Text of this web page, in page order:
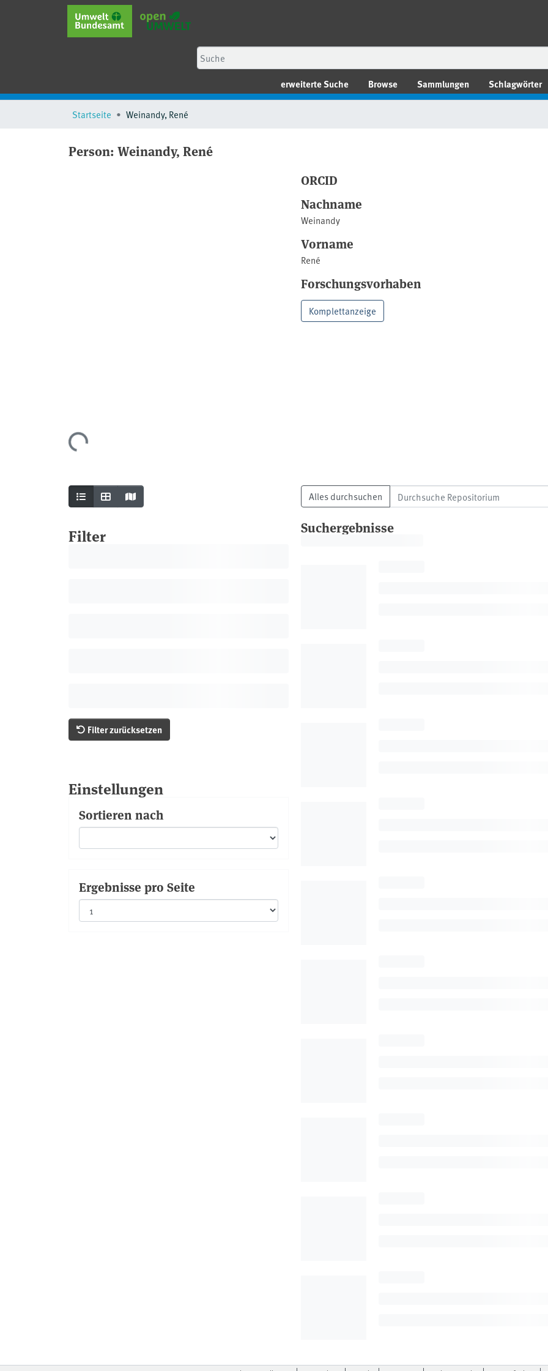
erweiterte Suche Browse Sammlungen Schlagwörter
Startseite Weinandy, René
Person: Weinandy, René
Lade...
ORCID
Nachname
Weinandy
Vorname
René
Forschungsvorhaben
Komplettanzeige
Als Karte anzeigen
Filter
Filter zurücksetzen
Einstellungen
Sortieren nach
Ergebnisse pro Seite
Alles durchsuchen
Suchergebnisse